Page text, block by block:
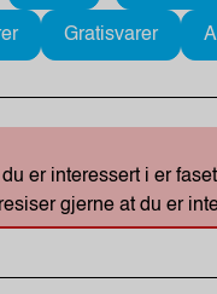
Gratisvarer
er interessert i er
gjerne at du er